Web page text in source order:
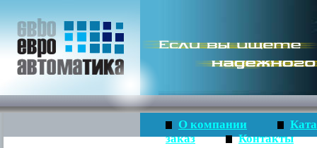
О компании
заказ
Контакты